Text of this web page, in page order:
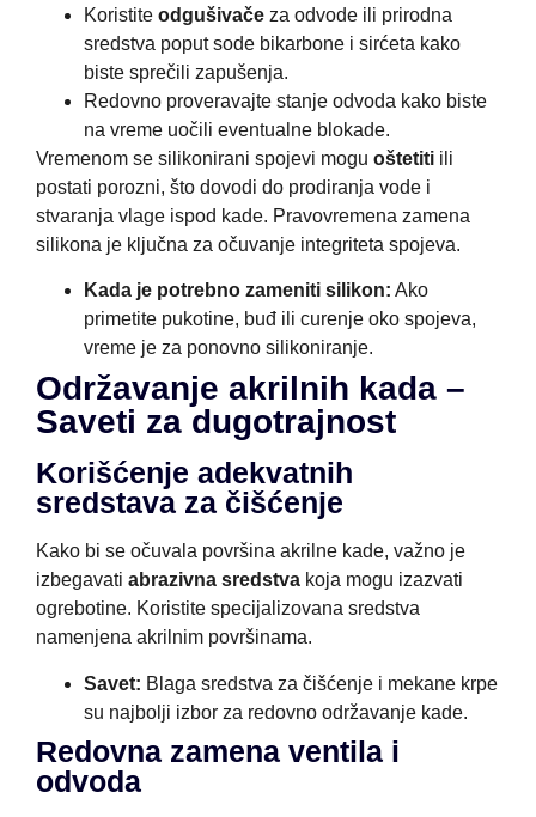
Koristite odgušivače za odvode ili prirodna
sredstva poput sode bikarbone i sirćeta kako
biste sprečili zapušenja.
Redovno proveravajte stanje odvoda kako biste
na vreme uočili eventualne blokade.
Vremenom se silikonirani spojevi mogu oštetiti ili
postati porozni, što dovodi do prodiranja vode i
stvaranja vlage ispod kade. Pravovremena zamena
silikona je ključna za očuvanje integriteta spojeva.
Kada je potrebno zameniti silikon: Ako
primetite pukotine, buđ ili curenje oko spojeva,
vreme je za ponovno silikoniranje.
Održavanje akrilnih kada –
Saveti za dugotrajnost
Korišćenje adekvatnih
sredstava za čišćenje
Kako bi se očuvala površina akrilne kade, važno je
izbegavati abrazivna sredstva koja mogu izazvati
ogrebotine. Koristite specijalizovana sredstva
namenjena akrilnim površinama.
Savet: Blaga sredstva za čišćenje i mekane krpe
su najbolji izbor za redovno održavanje kade.
Redovna zamena ventila i
odvoda